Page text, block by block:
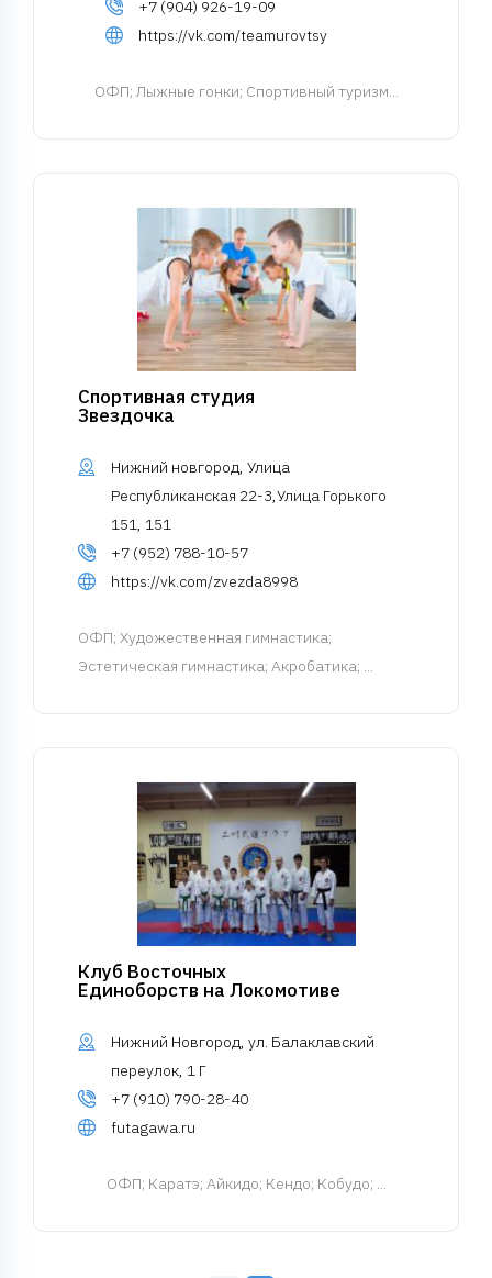
+7 (904) 926-19-09
https://vk.com/teamurovtsy
ОФП; Лыжные гонки; Спортивный туризм...
Спортивная студия
Звездочка
Нижний новгород, Улица
Республиканская 22-3,Улица Горького
151, 151
+7 (952) 788-10-57
https://vk.com/zvezda8998
ОФП; Художественная гимнастика;
Эстетическая гимнастика; Акробатика; ...
Клуб Восточных
Единоборств на Локомотиве
Нижний Новгород, ул. Балаклавский
переулок, 1 Г
+7 (910) 790-28-40
futagawa.ru
ОФП; Каратэ; Айкидо; Кендо; Кобудо; ...